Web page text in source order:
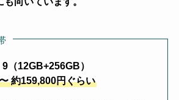
（12GB+256GB）
約159,800円ぐらい